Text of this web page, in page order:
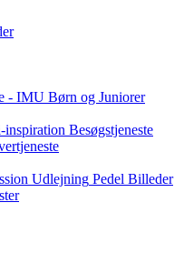
- IMU Børn og Juniorer
inspiration Besøgstjeneste
Udlejning Pedel Billeder